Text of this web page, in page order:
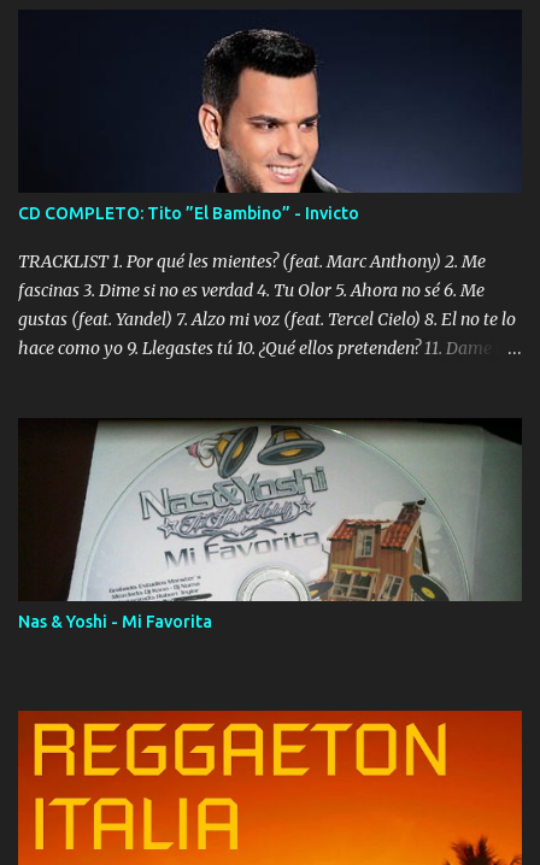
CD COMPLETO: Tito ”El Bambino” - Invicto
TRACKLIST 1. Por qué les mientes? (feat. Marc Anthony) 2. Me
fascinas 3. Dime si no es verdad 4. Tu Olor 5. Ahora no sé 6. Me
gustas (feat. Yandel) 7. Alzo mi voz (feat. Tercel Cielo) 8. El no te lo
hace como yo 9. Llegastes tú 10. ¿Qué ellos pretenden? 11. Dame la
Digital Booklet – Invicto ----------------------------- Nota:
Album proposto al massimo della qualità in formato iTunes Plus
AAC M4A; comprato su iTunes e a disposizione vostra per il
download. REGGAETON ITALIA Nosotros Somos Los Del
Momento!
Nas & Yoshi - Mi Favorita